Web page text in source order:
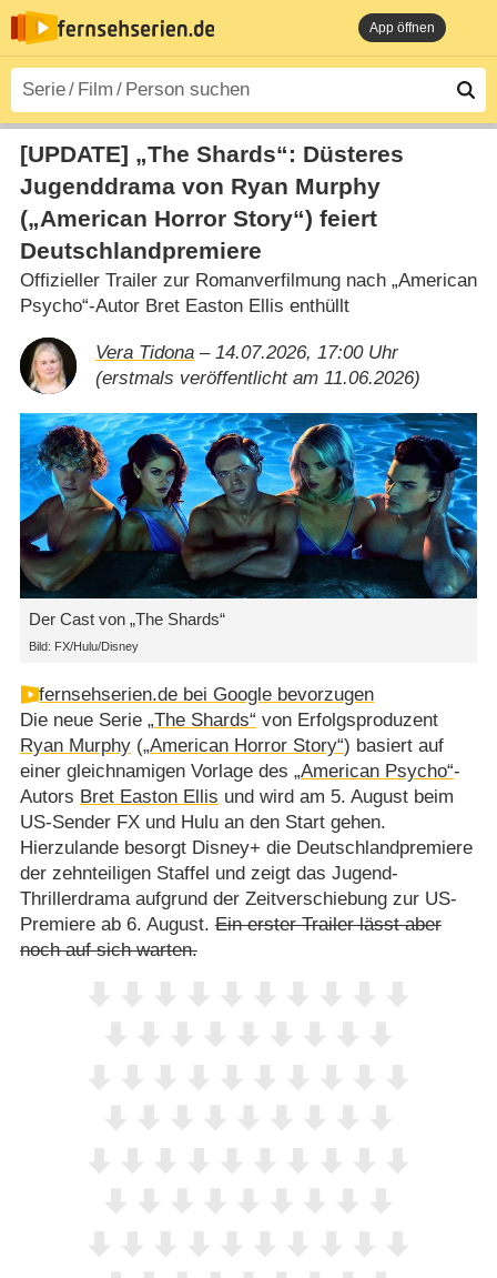
App öffnen
[UPDATE] „The Shards“: Düsteres
Jugenddrama von Ryan Murphy
(„American Horror Story“) feiert
Deutschlandpremiere
Offizieller Trailer zur Romanverfilmung nach „American
Psycho“-Autor Bret Easton Ellis enthüllt
Vera Tidona– 14.07.2026, 17:00 Uhr
(erstmals veröffentlicht am 11.06.2026)
Der Cast von „The Shards“
Bild: FX/Hulu/Disney
fernsehserien.de bei Google bevorzugen
Die neue Serie „The Shards“ von Erfolgsproduzent
Ryan Murphy(„American Horror Story“) basiert auf
einer gleichnamigen Vorlage des „American Psycho“-
Autors Bret Easton Ellis und wird am 5. August beim
US-Sender FX und Hulu an den Start gehen.
Hierzulande besorgt Disney+ die Deutschlandpremiere
der zehnteiligen Staffel und zeigt das Jugend-
Thrillerdrama aufgrund der Zeitverschiebung zur US-
Premiere ab 6. August. Ein erster Trailer lässt aber
noch auf sich warten.